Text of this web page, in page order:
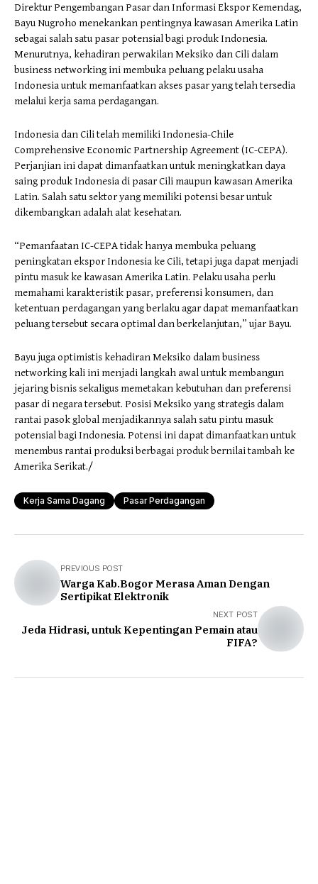
Direktur Pengembangan Pasar dan Informasi Ekspor Kemendag,
Bayu Nugroho menekankan pentingnya kawasan Amerika Latin
sebagai salah satu pasar potensial bagi produk Indonesia.
Menurutnya, kehadiran perwakilan Meksiko dan Cili dalam
business networking ini membuka peluang pelaku usaha
Indonesia untuk memanfaatkan akses pasar yang telah tersedia
melalui kerja sama perdagangan.
Indonesia dan Cili telah memiliki Indonesia-Chile
Comprehensive Economic Partnership Agreement (IC-CEPA).
Perjanjian ini dapat dimanfaatkan untuk meningkatkan daya
saing produk Indonesia di pasar Cili maupun kawasan Amerika
Latin. Salah satu sektor yang memiliki potensi besar untuk
dikembangkan adalah alat kesehatan.
“Pemanfaatan IC-CEPA tidak hanya membuka peluang
peningkatan ekspor Indonesia ke Cili, tetapi juga dapat menjadi
pintu masuk ke kawasan Amerika Latin. Pelaku usaha perlu
memahami karakteristik pasar, preferensi konsumen, dan
ketentuan perdagangan yang berlaku agar dapat memanfaatkan
peluang tersebut secara optimal dan berkelanjutan,” ujar Bayu.
Bayu juga optimistis kehadiran Meksiko dalam business
networking kali ini menjadi langkah awal untuk membangun
jejaring bisnis sekaligus memetakan kebutuhan dan preferensi
pasar di negara tersebut. Posisi Meksiko yang strategis dalam
rantai pasok global menjadikannya salah satu pintu masuk
potensial bagi Indonesia. Potensi ini dapat dimanfaatkan untuk
menembus rantai produksi berbagai produk bernilai tambah ke
Amerika Serikat./
Kerja Sama Dagang Pasar Perdagangan
PREVIOUS POST
Warga Kab.Bogor Merasa Aman Dengan
Sertipikat Elektronik
NEXT POST
Jeda Hidrasi, untuk Kepentingan Pemain atau
FIFA?